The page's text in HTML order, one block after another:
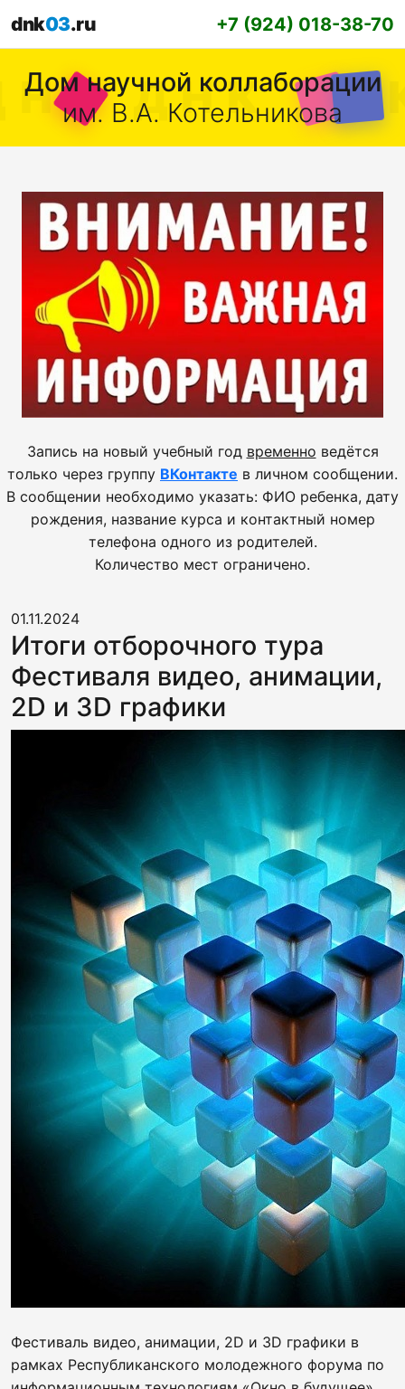
dnk03.ru +7 (924) 018-38-70
Дом научной коллаборации
им. В.А. Котельникова
Запись на новый учебный год временно ведётся
только через группу ВКонтакте в личном сообщении.
В сообщении необходимо указать: ФИО ребенка, дату
рождения, название курса и контактный номер
телефона одного из родителей.
Количество мест ограничено.
01.11.2024
Итоги отборочного тура
Фестиваля видео, анимации,
2D и 3D графики
Фестиваль видео, анимации, 2D и 3D графики в
рамках Республиканского молодежного форума по